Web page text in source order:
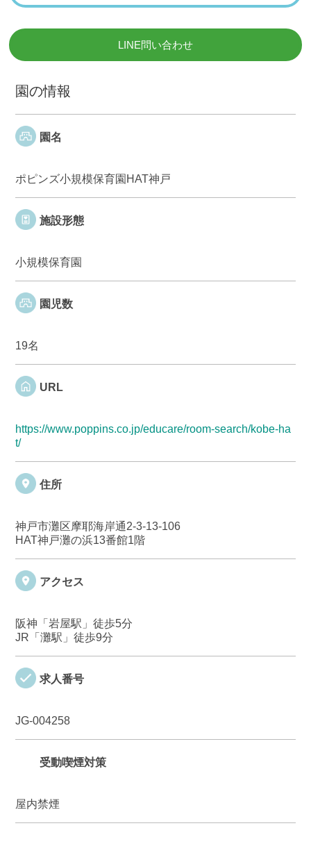
LINE問い合わせ
園の情報
園名
ポピンズ小規模保育園HAT神戸
施設形態
小規模保育園
園児数
19名
URL
https://www.poppins.co.jp/educare/room-search/kobe-ha
t/
住所
神戸市灘区摩耶海岸通2-3-13-106
HAT神戸灘の浜13番館1階
アクセス
阪神「岩屋駅」徒歩5分
JR「灘駅」徒歩9分
求人番号
JG-004258
受動喫煙対策
屋内禁煙